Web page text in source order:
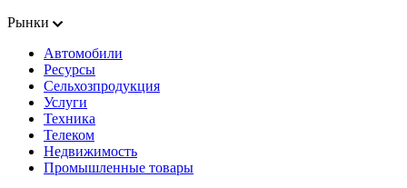
Рынки
Автомобили
Ресурсы
Сельхозпродукция
Услуги
Техника
Телеком
Недвижимость
Промышленные товары